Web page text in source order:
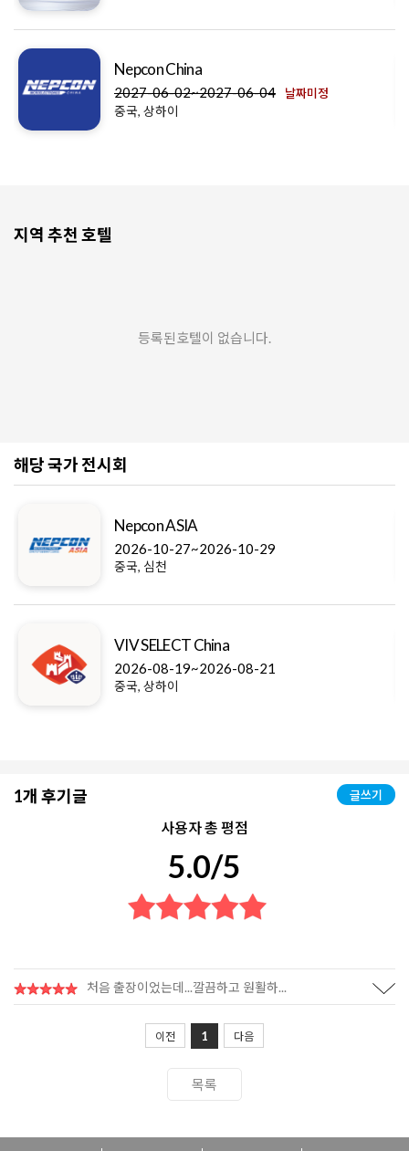
Nepcon China
2027-06-02~2027-06-04 날짜미정
중국, 상하이
지역 추천 호텔
등록된호텔이 없습니다.
해당 국가 전시회
Nepcon ASIA
2026-10-27~2026-10-29
중국, 심천
VIV SELECT China
2026-08-19~2026-08-21
중국, 상하이
1개 후기글 글쓰기
사용자 총 평점
5.0/5
처음 출장이었는데...깔끔하고 원활하...
이전 1 다음
목록